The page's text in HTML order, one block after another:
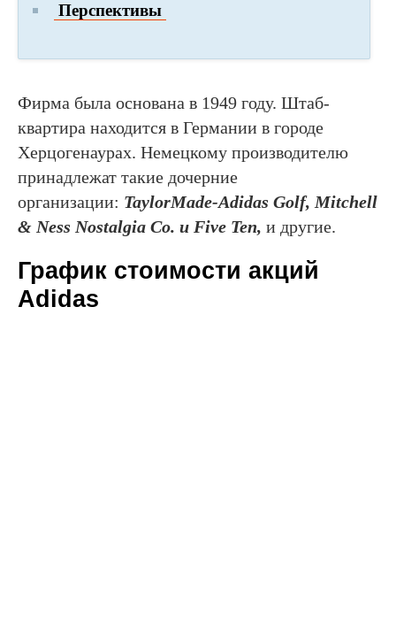
Перспективы
Фирма была основана в 1949 году. Штаб-
квартира находится в Германии в городе
Херцогенаурах. Немецкому производителю
принадлежат такие дочерние
организации: TaylorMade-Adidas Golf, Mitchell
& Ness Nostalgia Co. и Five Ten, и другие.
График стоимости акций
Adidas